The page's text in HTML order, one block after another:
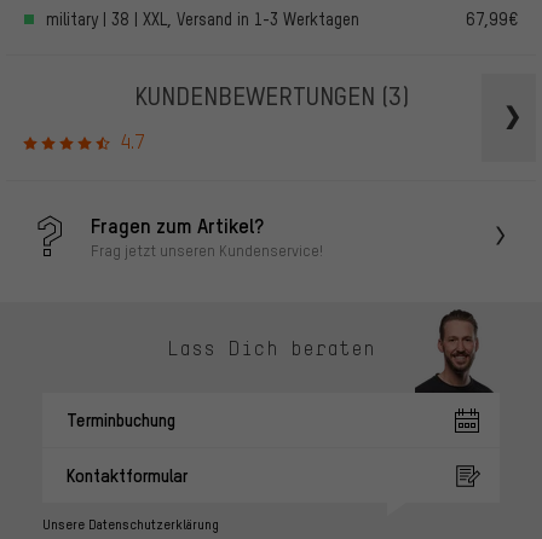
military | 38 | XXL, Versand in 1-3 Werktagen
67,99€
KUNDENBEWERTUNGEN (3)
4.7
Fragen zum Artikel?
Frag jetzt unseren Kundenservice!
Lass Dich beraten
Terminbuchung
Kontaktformular
Unsere Datenschutzerklärung